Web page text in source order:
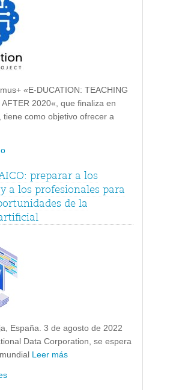
«E-DUCATION: TEACHING
AFTER 2020«, que finaliza en
tiene como objetivo ofrecer a
preparar a los
a los profesionales para
de la
España. 3 de agosto de 2022
Data Corporation, se espera
Leer más